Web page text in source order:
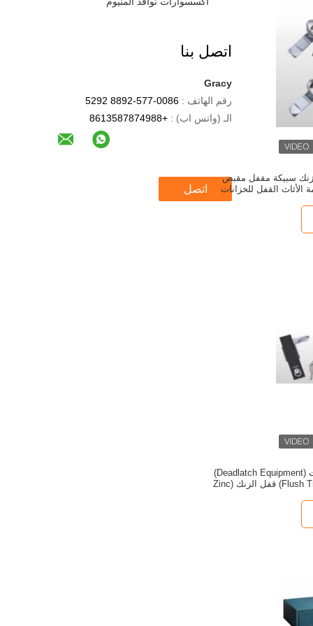
اتصل بنا
Gracy
رقم الهاتف :
الـ (واتس اب) : +8613587874988
اتصل
سبيكة مقفل مقبض
الأثاث القفل للخزانات
أجهزة القفل المميت (Deadlatch Equipment)
قفل الطائرة (Flush Trigger) قفل الزنك (Zinc
دبوس